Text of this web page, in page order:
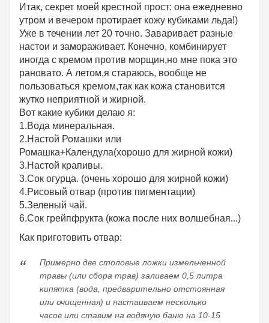
Итак, секрет моей крестной прост: она ежедневно
утром и вечером протирает кожу кубиками льда!)
Уже в течении лет 20 точно. Заваривает разные
настои и замораживает. Конечно, комбинирует
иногда с кремом против морщин,но мне пока это
рановато. А летом,я стараюсь, вообще не
пользоваться кремом,так как кожа становится
жутко неприятной и жирной.
Вот какие кубики делаю я:
1.Вода минеральная.
2.Настой Ромашки или
Ромашка+Календула(хорошо для жирной кожи)
3.Настой крапивы.
3.Сок огурца. (очень хорошо для жирной кожи)
4.Рисовый отвар (против пигментации)
5.Зеленый чай.
6.Сок грейпфрукта (кожа после них волшебная...)
Как приготовить отвар:
Примерно две столовые ложки измельченной
травы (или сбора трав) заливаем 0,5 литра
кипятка (вода, предварительно отстоянная
или очищенная) и настаиваем несколько
часов или ставим на водяную баню на 10-15